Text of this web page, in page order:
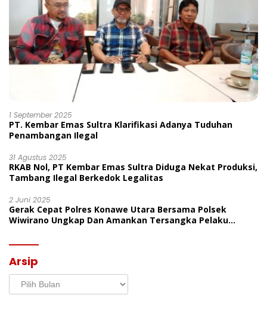
1 September 2025
PT. Kembar Emas Sultra Klarifikasi Adanya Tuduhan
Penambangan Ilegal
31 Agustus 2025
RKAB Nol, PT Kembar Emas Sultra Diduga Nekat Produksi,
Tambang Ilegal Berkedok Legalitas
2 Juni 2025
Gerak Cepat Polres Konawe Utara Bersama Polsek
Wiwirano Ungkap Dan Amankan Tersangka Pelaku
Arsip
Arsip